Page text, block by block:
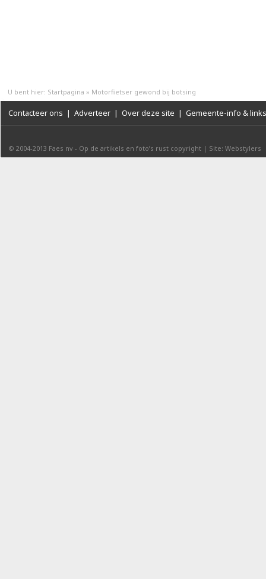
U bent hier: Startpagina » Motorfietser gewond bij botsing
Contacteer ons | Adverteer | Over deze site | Gemeente-info & links
© 2004-2013 Faes nv - Op de artikels en foto’s rust copyright | Site: Webstylers